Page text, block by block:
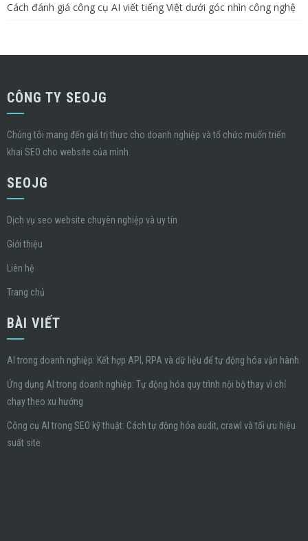
Cách đánh giá công cụ AI viết tiếng Việt dưới góc nhìn công nghệ
CÔNG TY SEOJG
Chúng tôi mang đến giá trị thực cho doanh nghiệp và tổ chức muốn triển
khai SEO cho website của mình.
SEOJG
Dịch vụ seo website chuyên nghiệp và uy tín
Giới thiệu
Liên hệ
Trang chủ
BÀI VIẾT
AI trong doanh nghiệp: Kết hợp API, RPA và dữ liệu để tự động hóa vận hành
Ứng dụng AI trong doanh nghiệp: Tự động hóa quy trình nội bộ thay vì chỉ
chạy theo xu hướng
Công cụ AI trong SEO kỹ thuật: Cách tự động hóa audit, crawl và tối ưu hiệu
suất site